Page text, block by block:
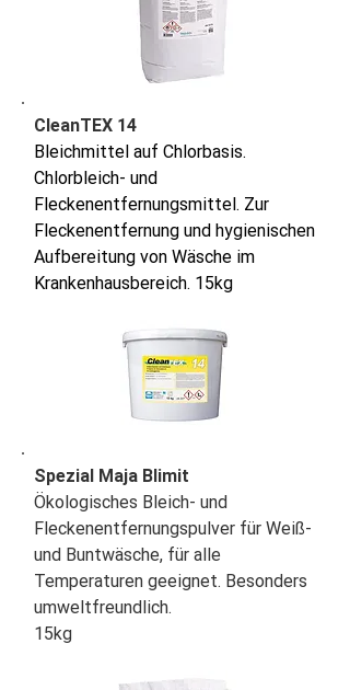
CleanTEX 14
Bleichmittel auf Chlorbasis.
Chlorbleich- und
Fleckenentfernungsmittel. Zur
Fleckenentfernung und hygienischen
Aufbereitung von Wäsche im
Krankenhausbereich. 15kg
Spezial Maja Blimit
Ökologisches Bleich- und
Fleckenentfernungspulver für Weiß-
und Buntwäsche, für alle
Temperaturen geeignet. Besonders
umweltfreundlich.
15kg